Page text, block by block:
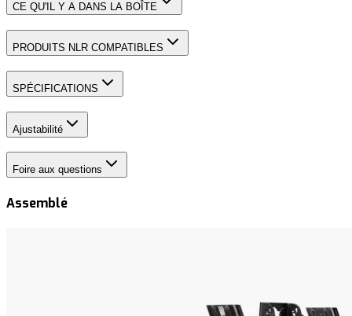
CE QU'IL Y A DANS LA BOÎTE
PRODUITS NLR COMPATIBLES
SPÉCIFICATIONS
Ajustabilité
Foire aux questions
Assemblé